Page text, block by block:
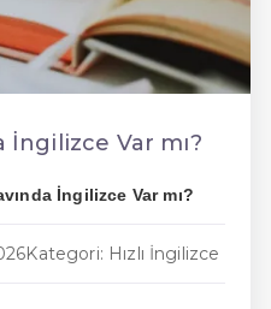
İngilizce Var mı?
İngilizce Var mı?
Kategori: Hızlı İngilizce